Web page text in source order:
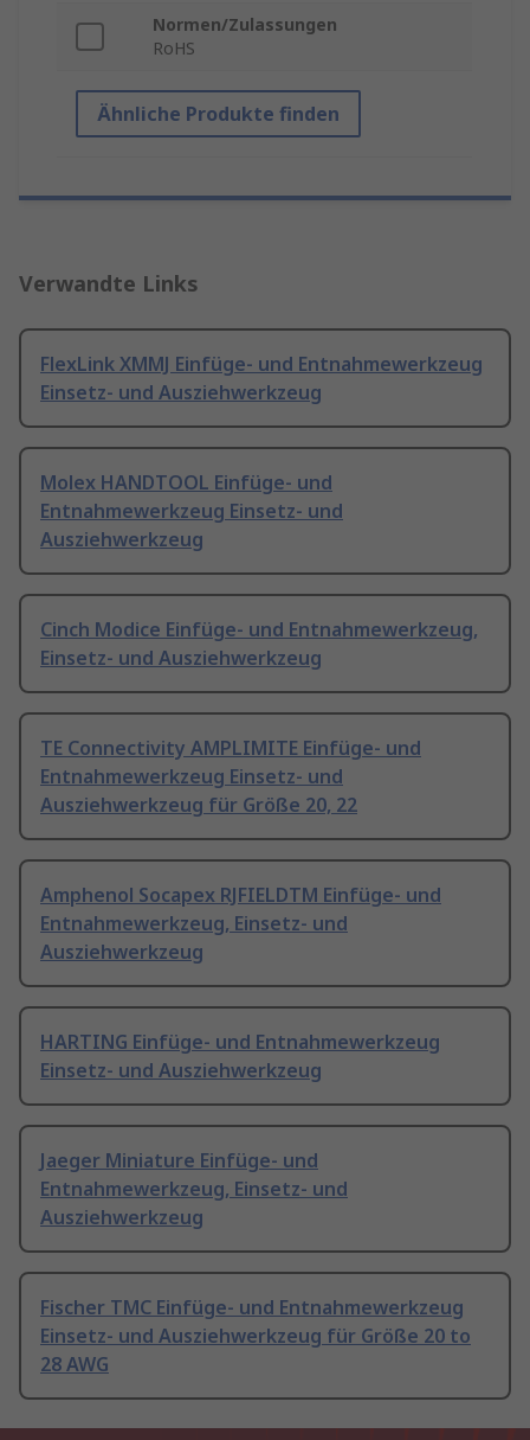
Normen/Zulassungen
RoHS
Ähnliche Produkte finden
Verwandte Links
FlexLink XMMJ Einfüge- und Entnahmewerkzeug
Einsetz- und Ausziehwerkzeug
Molex HANDTOOL Einfüge- und
Entnahmewerkzeug Einsetz- und
Ausziehwerkzeug
Cinch Modice Einfüge- und Entnahmewerkzeug,
Einsetz- und Ausziehwerkzeug
TE Connectivity AMPLIMITE Einfüge- und
Entnahmewerkzeug Einsetz- und
Ausziehwerkzeug für Größe 20, 22
Amphenol Socapex RJFIELDTM Einfüge- und
Entnahmewerkzeug, Einsetz- und
Ausziehwerkzeug
HARTING Einfüge- und Entnahmewerkzeug
Einsetz- und Ausziehwerkzeug
Jaeger Miniature Einfüge- und
Entnahmewerkzeug, Einsetz- und
Ausziehwerkzeug
Fischer TMC Einfüge- und Entnahmewerkzeug
Einsetz- und Ausziehwerkzeug für Größe 20 to
28 AWG